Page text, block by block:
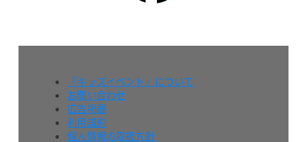
『キッズイベント』について
お問い合わせ
広告掲載
利用規約
個人情報の取扱方針